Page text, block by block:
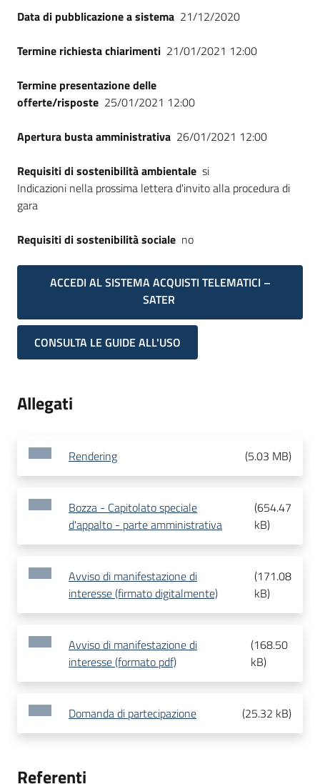
Data di pubblicazione a sistema 21/12/2020
Termine richiesta chiarimenti 21/01/2021 12:00
Termine presentazione delle
offerte/risposte 25/01/2021 12:00
Apertura busta amministrativa 26/01/2021 12:00
Requisiti di sostenibilità ambientale si
Indicazioni nella prossima lettera d'invito alla procedura di
gara
Requisiti di sostenibilità sociale no
ACCEDI AL SISTEMA ACQUISTI TELEMATICI –
SATER
CONSULTA LE GUIDE ALL'USO
Allegati
Rendering (5.03 MB)
Bozza - Capitolato speciale
d'appalto - parte amministrativa
(654.47
kB)
Avviso di manifestazione di
interesse (firmato digitalmente)
(171.08
kB)
Avviso di manifestazione di
interesse (formato pdf)
(168.50
kB)
Domanda di partecipazione (25.32 kB)
Referenti